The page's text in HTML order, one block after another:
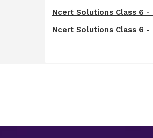
Ncert Solutions Class 6 -
Ncert Solutions Class 6 -